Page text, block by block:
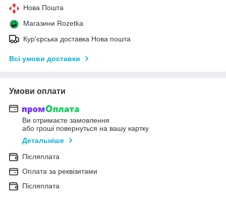
Нова Пошта
Магазини Rozetka
Кур'єрська доставка Нова пошта
Всі умови доставки
Умови оплати
Ви отримаєте замовлення
або гроші повернуться на вашу картку
Детальніше
Післяплата
Оплата за реквізитами
Післяплата